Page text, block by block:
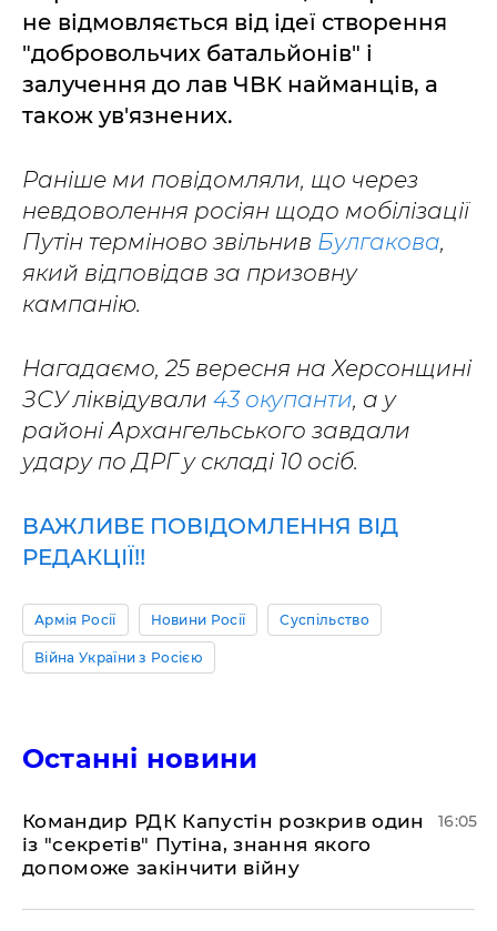
не відмовляється від ідеї створення
"добровольчих батальйонів" і
залучення до лав ЧВК найманців, а
також ув'язнених.
Раніше ми повідомляли, що через
невдоволення росіян щодо мобілізації
Путін терміново звільнив Булгакова,
який відповідав за призовну
кампанію.
Нагадаємо, 25 вересня на Херсонщині
ЗСУ ліквідували 43 окупанти, а у
районі Архангельського завдали
удару по ДРГ у складі 10 осіб.
ВАЖЛИВЕ ПОВІДОМЛЕННЯ ВІД
РЕДАКЦІЇ!!
Армія Росії Новини Росії Суспільство
Війна України з Росією
Останні новини
Командир РДК Капустін розкрив один
із "секретів" Путіна, знання якого
допоможе закінчити війну
16:05